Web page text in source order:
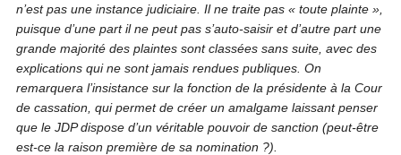
n’est pas une instance judiciaire. Il ne traite pas « toute plainte »,
puisque d’une part il ne peut pas s’auto-saisir et d’autre part une
grande majorité des plaintes sont classées sans suite, avec des
explications qui ne sont jamais rendues publiques. On
remarquera l’insistance sur la fonction de la présidente à la Cour
de cassation, qui permet de créer un amalgame laissant penser
que le JDP dispose d’un véritable pouvoir de sanction (peut-être
est-ce la raison première de sa nomination ?).